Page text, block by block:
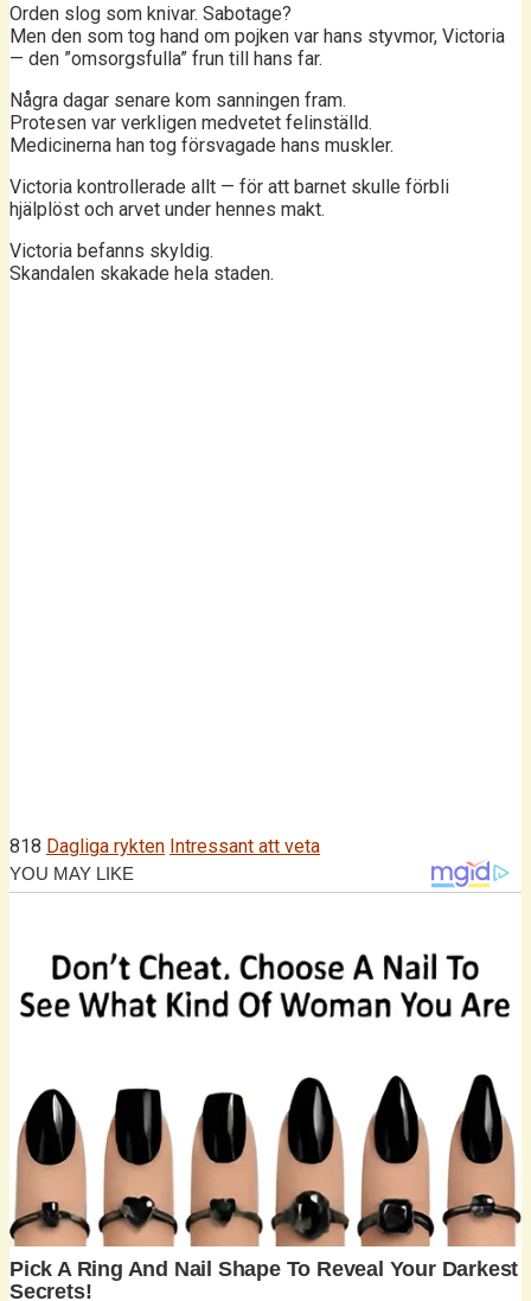
Orden slog som knivar. Sabotage?
Men den som tog hand om pojken var hans styvmor, Victoria
— den ”omsorgsfulla” frun till hans far.
Några dagar senare kom sanningen fram.
Protesen var verkligen medvetet felinställd.
Medicinerna han tog försvagade hans muskler.
Victoria kontrollerade allt — för att barnet skulle förbli
hjälplöst och arvet under hennes makt.
Victoria befanns skyldig.
Skandalen skakade hela staden.
818 Dagliga rykten Intressant att veta